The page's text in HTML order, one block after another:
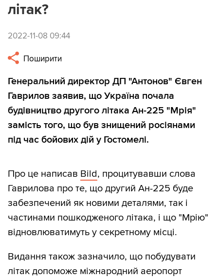
літак?
2022-11-08 09:44
Поширити
Генеральний директор ДП "Антонов" Євген
Гаврилов заявив, що Україна почала
будівництво другого літака Ан-225 "Мрія"
замість того, що був знищений росіянами
під час бойових дій у Гостомелі.
Про це написав Bild, процитувавши слова
Гаврилова про те, що другий Ан-225 буде
забезпечений як новими деталями, так і
частинами пошкодженого літака, і що "Мрію"
відновлюватимуть у секретному місці.
Видання також зазначило, що побудувати
літак допоможе міжнародний аеропорт